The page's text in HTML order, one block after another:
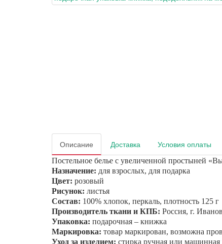
Описание Доставка Условия оплаты
Постельное белье с увеличенной простыней «
Назначение: для взрослых, для подарка
Цвет: розовый
Рисунок: листья
Состав: 100% хлопок, перкаль, плотность 125 г
Производитель ткани и КПБ: Россия, г.
Упаковка: подарочная – книжка
Маркировка: товар маркирован, возможна
Уход за изделием: стирка ручная или машинная